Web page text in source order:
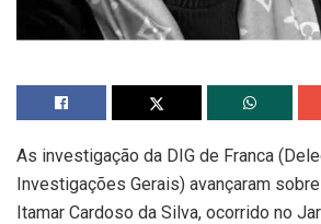
As investigação da DIG de Franca
Investigações Gerais) avançaram
Itamar Cardoso da Silva, ocorrido no